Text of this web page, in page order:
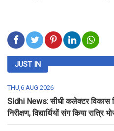
JUST IN
THU,6 AUG 2026
Sidhi News: सीधी कलेक्टर विकास
निरीक्षण, विद्यार्थियों संग किया रात्रि